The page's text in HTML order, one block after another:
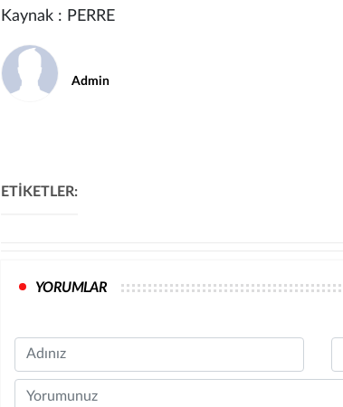
Kaynak : PERRE
Admin
ETİKETLER:
YORUMLAR
Name
Comment